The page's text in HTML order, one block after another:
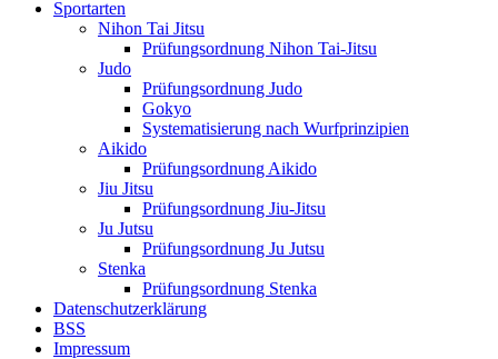
Sportarten
Nihon Tai Jitsu
Prüfungsordnung Nihon Tai-Jitsu
Judo
Prüfungsordnung Judo
Gokyo
Systematisierung nach Wurfprinzipien
Aikido
Prüfungsordnung Aikido
Jiu Jitsu
Prüfungsordnung Jiu-Jitsu
Ju Jutsu
Prüfungsordnung Ju Jutsu
Stenka
Prüfungsordnung Stenka
Datenschutzerklärung
BSS
Impressum